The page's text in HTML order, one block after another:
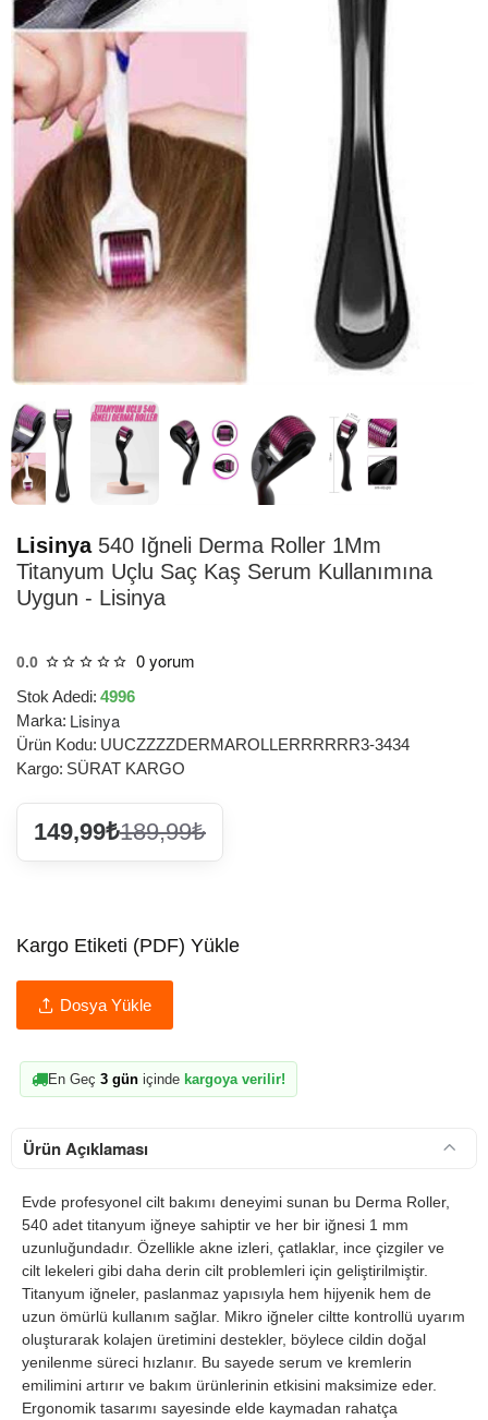
TESLİMAT
Lisinya540 Iğneli Derma Roller 1Mm
Titanyum Uçlu Saç Kaş Serum Kullanımına
Uygun - Lisinya
0.0 0 yorum
Stok Adedi: 4996
Marka: Lisinya
Ürün Kodu: UUCZZZZDERMAROLLERRRRRR3-3434
Kargo: SÜRAT KARGO
149,99₺189,99₺
Kargo Etiketi (PDF) Yükle
Dosya Yükle
En Geç 3 gün içinde kargoya verilir!
Ürün Açıklaması
Evde profesyonel cilt bakımı deneyimi sunan bu Derma Roller,
540 adet titanyum iğneye sahiptir ve her bir iğnesi 1 mm
uzunluğundadır. Özellikle akne izleri, çatlaklar, ince çizgiler ve
cilt lekeleri gibi daha derin cilt problemleri için geliştirilmiştir.
Titanyum iğneler, paslanmaz yapısıyla hem hijyenik hem de
uzun ömürlü kullanım sağlar. Mikro iğneler ciltte kontrollü uyarım
oluşturarak kolajen üretimini destekler, böylece cildin doğal
yenilenme süreci hızlanır. Bu sayede serum ve kremlerin
emilimini artırır ve bakım ürünlerinin etkisini maksimize eder.
Ergonomik tasarımı sayesinde elde kaymadan rahatça